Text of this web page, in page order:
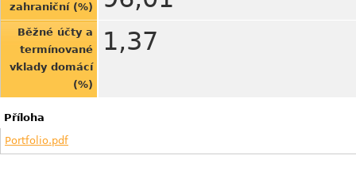
zahraniční (%)
Běžné účty a
termínované
vklady domácí
(%)
1,37
Příloha
Portfolio.pdf